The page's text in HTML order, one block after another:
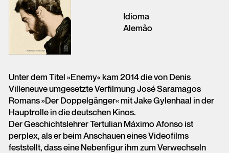
Idioma
Alemão
Unter dem Titel »Enemy« kam 2014 die von Denis
Villeneuve umgesetzte Verfilmung José Saramagos
Romans »Der Doppelgänger« mit Jake Gylenhaal in der
Hauptrolle in die deutschen Kinos.
Der Geschichtslehrer Tertulian Máximo Afonso ist
perplex, als er beim Anschauen eines Videofilms
feststellt, dass eine Nebenfigur ihm zum Verwechseln